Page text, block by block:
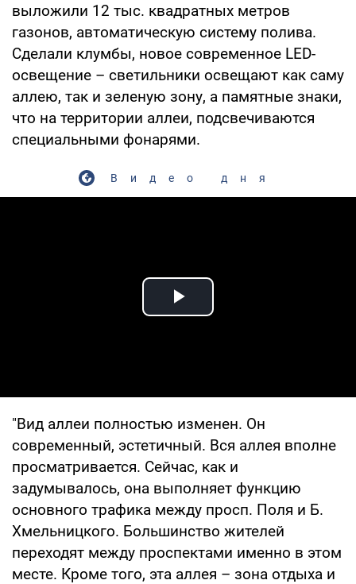
выложили 12 тыс. квадратных метров
газонов, автоматическую систему полива.
Сделали клумбы, новое современное LED-
освещение – светильники освещают как саму
аллею, так и зеленую зону, а памятные знаки,
что на территории аллеи, подсвечиваются
специальными фонарями.
Видео дня
Play Video
"Вид аллеи полностью изменен. Он
современный, эстетичный. Вся аллея вполне
просматривается. Сейчас, как и
задумывалось, она выполняет функцию
основного трафика между просп. Поля и Б.
Хмельницкого. Большинство жителей
переходят между проспектами именно в этом
месте. Кроме того, эта аллея – зона отдыха и